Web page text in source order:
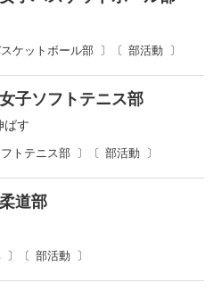
ケットボール部 部活動
トテニス部 部活動
子ソフトテニス部
ばす
部活動
道部